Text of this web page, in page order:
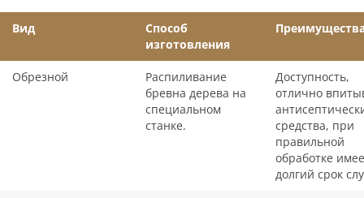
Вид
Способ
изготовления
Обрезной
Распиливание
бревна дерева на
специальном
станке.
Доступность,
отлично
средства, при
правильной
обработке
долгий срок